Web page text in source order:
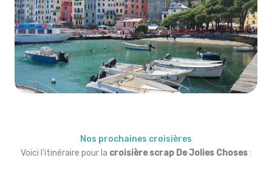
Nos prochaines croisières
Voici l’itinéraire pour la croisière scrap De Jolies Choses: